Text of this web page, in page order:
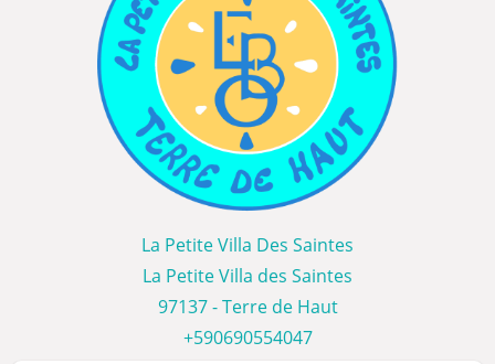
La Petite Villa Des Saintes
La Petite Villa des Saintes
97137 - Terre de Haut
+590690554047